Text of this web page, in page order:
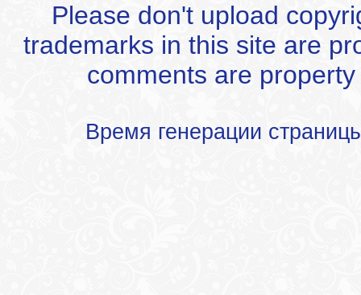
Please don't upload
trademarks in this site are
comments are
Время генерации